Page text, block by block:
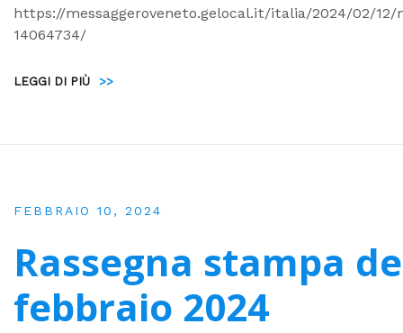
https://messaggeroveneto.gelocal.it/italia/2024/02/
14064734/
LEGGI DI PIÙ >>
FEBBRAIO 10, 2024
Rassegna stampa
febbraio 2024